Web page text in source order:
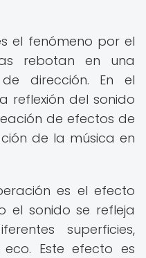
el fenómeno por el
rebotan en una
dirección. En el
reflexión del sonido
de efectos de
de la música en
es el efecto
el sonido se refleja
superficies,
Este efecto es